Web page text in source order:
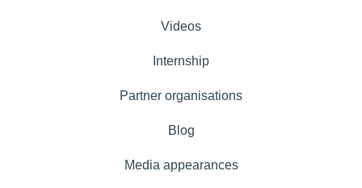
Videos
Internship
Partner organisations
Blog
Media appearances